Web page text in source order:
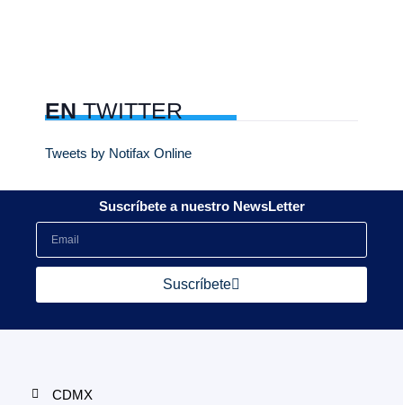
ENTWITTER
Tweets by Notifax Online
Suscríbete a nuestro NewsLetter
Suscríbete
CDMX